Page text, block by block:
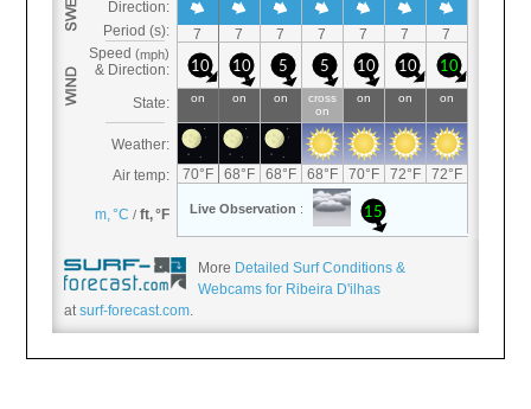
More Detailed Surf Conditions &
Webcams for Ribeira D'ilhas
atsurf-forecast.com.